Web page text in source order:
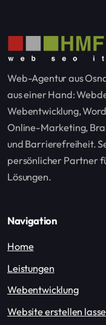
Web-Agentur aus
aus einer Hand:
Webentwicklung,
Online-Marketing,
und Barrierefreiheit.
persönlicher Partner
Lösungen.
Navigation
Home
Leistungen
Webentwicklung
Website erstellen